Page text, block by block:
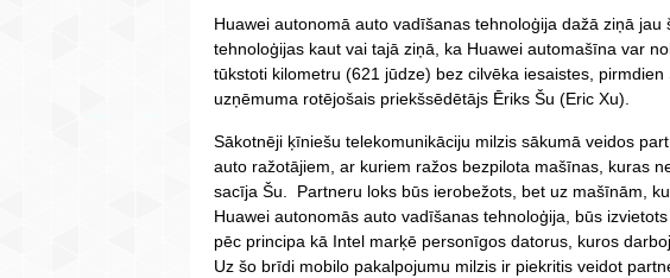
Huawei autonomā auto vadīšanas tehnoloģija dažā ziņā jau
tehnoloģijas kaut vai tajā ziņā, ka Huawei automašīna var
tūkstoti kilometru (621 jūdze) bez cilvēka iesaistes, pirmdien
uzņēmuma rotējošais priekšsēdētājs Ēriks Šu (Eric Xu).
Sākotnēji ķīniešu telekomunikāciju milzis sākumā veidos
auto ražotājiem, ar kuriem ražos bezpilota mašīnas, kuras
sacīja Šu. Partneru loks būs ierobežots, bet uz mašīnām,
Huawei autonomās auto vadīšanas tehnoloģija, būs
pēc principa kā Intel marķē personīgos datorus, kuros
Uz šo brīdi mobilo pakalpojumu milzis ir piekritis veidot